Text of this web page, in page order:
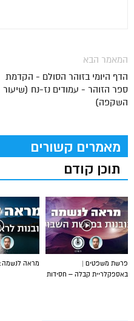
המאמר הבא
הדף היומי בזוהר הסולם - הקדמת
ספר הזוהר - עמודים נז-נח (שיעור
השקפה)
מאמרים קשורים
תוכן קודם
מראה
פרשת משפטים |
באספקלריית קבלה – חסידות